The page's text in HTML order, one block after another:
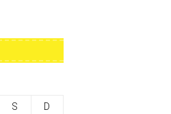
S D